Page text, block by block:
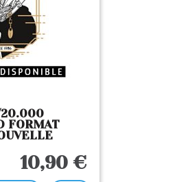
20.000
FORMAT
10,90 €